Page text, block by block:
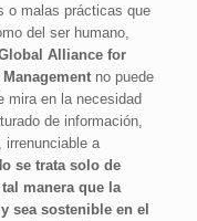
o malas prácticas que
del ser humano,
Alliance for
no puede
mira en la necesidad
de información,
irrenunciable a
se trata solo de
manera que la
sea sostenible en el